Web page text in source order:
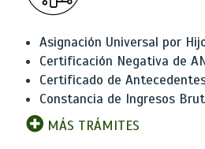
Asignación Universal por
Certificación Negativa de
Certificado de
Constancia de Ingresos
MÁS TRÁMITES